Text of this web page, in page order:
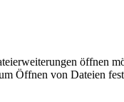
öffnen
Öffnen von Dateien